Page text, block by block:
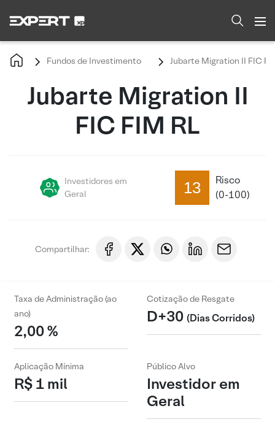
Fundos de Investimento Jubarte Migration II FIC
Jubarte Migration II
FIC FIM RL
Investidores em
Geral
13
Risco
(0-100)
Compartilhar:
Taxa de Administração (ao
ano)
2,00 %
Cotização de Resgate
D+30 (Dias Corridos)
Aplicação Mínima
R$ 1 mil
Público Alvo
Investidor em
Geral